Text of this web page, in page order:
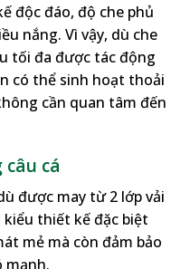
độc đáo, độ che phủ
nắng. Vì vậy, dù che
tối đa được tác động
có thể sinh hoạt thoải
cần quan tâm đến
cá
được may từ 2 lớp vải
thiết kế đặc biệt
mẻ mà còn đảm bảo
mạnh.